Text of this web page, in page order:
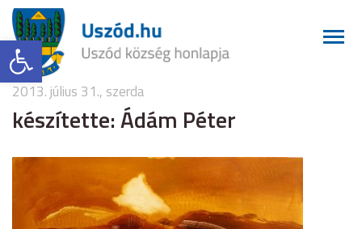
Eszköztár megnyitása
2013. július 31., szerda
készítette: Ádám Péter